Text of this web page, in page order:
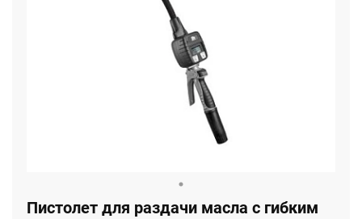
Пистолет для раздачи масла с гибким